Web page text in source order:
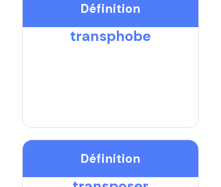
Définition
transphobe
Définition